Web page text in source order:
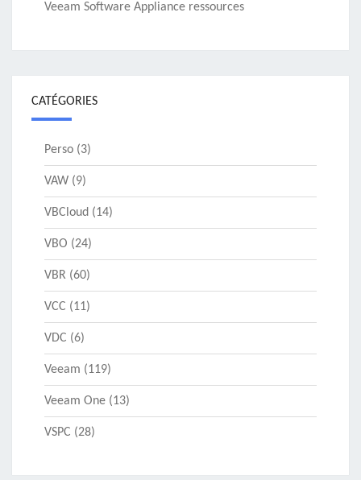
Veeam Software Appliance ressources
CATÉGORIES
Perso (3)
VAW (9)
VBCloud (14)
VBO (24)
VBR (60)
VCC (11)
VDC (6)
Veeam (119)
Veeam One (13)
VSPC (28)